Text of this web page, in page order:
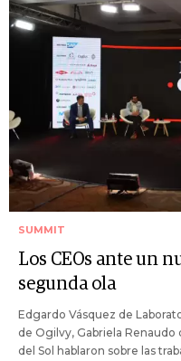
SUMMIT
Los CEOs ante un
segunda ola
Edgardo Vásquez de
de Ogilvy, Gabriela Renaudo
del Sol hablaron sobre las